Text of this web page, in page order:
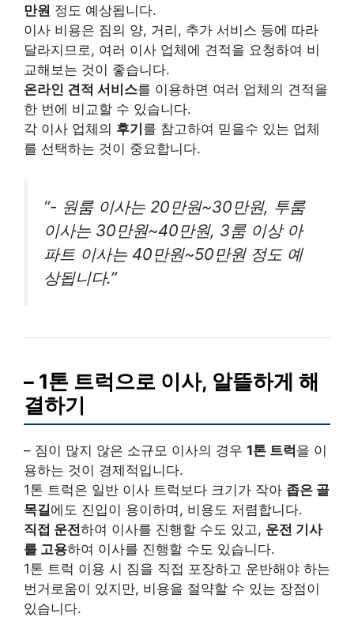
만원 정도 예상됩니다.
이사 비용은 짐의 양, 거리, 추가 서비스 등에 따라
달라지므로, 여러 이사 업체에 견적을 요청하여 비
교해보는 것이 좋습니다.
온라인 견적 서비스를 이용하면 여러 업체의 견적을
한 번에 비교할 수 있습니다.
각 이사 업체의 후기 를 참고하여 믿을수 있는 업체
를 선택하는 것이 중요합니다.
“- 원룸 이사는 20만원~30만원, 투룸
이사는 30만원~40만원, 3룸 이상 아
파트 이사는 40만원~50만원 정도 예
상됩니다.”
– 1톤 트럭으로 이사, 알뜰하게 해
결하기
– 짐이 많지 않은 소규모 이사의 경우 1톤 트럭을 이
용하는 것이 경제적입니다.
1톤 트럭은 일반 이사 트럭보다 크기가 작아 좁은 골
목길에도 진입이 용이하며, 비용도 저렴합니다.
직접 운전하여 이사를 진행할 수도 있고, 운전 기사
를 고용하여 이사를 진행할 수도 있습니다.
1톤 트럭 이용 시 짐을 직접 포장하고 운반해야 하는
번거로움이 있지만, 비용을 절약할 수 있는 장점이
있습니다.